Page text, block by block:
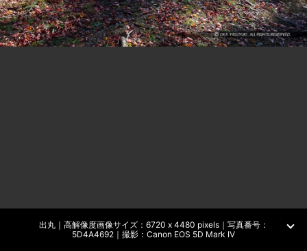
出丸｜高解像度画像サイズ：6720 x 4480 pixels｜写真番号：
5D4A4692｜撮影：Canon EOS 5D Mark IV